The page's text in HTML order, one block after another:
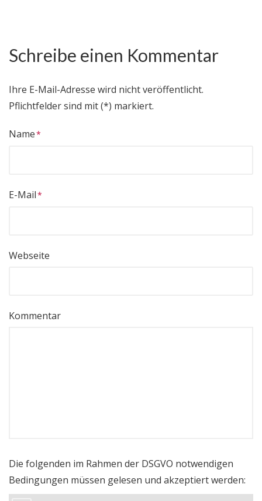
Schreibe einen Kommentar
Ihre E-Mail-Adresse wird nicht veröffentlicht.
Pflichtfelder sind mit (*) markiert.
Name
E-Mail
Webseite
Kommentar
Die folgenden im Rahmen der DSGVO notwendigen
Bedingungen müssen gelesen und akzeptiert werden: